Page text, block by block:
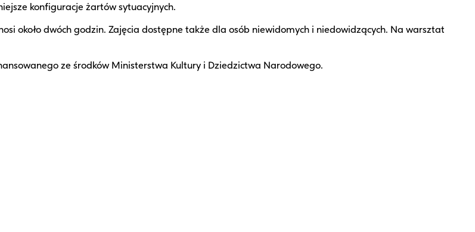
konfiguracje żartów sytuacyjnych.
około dwóch godzin. Zajęcia dostępne także dla osób niewidomych i niedowidzących. Na warsztat
ze środków Ministerstwa Kultury i Dziedzictwa Narodowego.